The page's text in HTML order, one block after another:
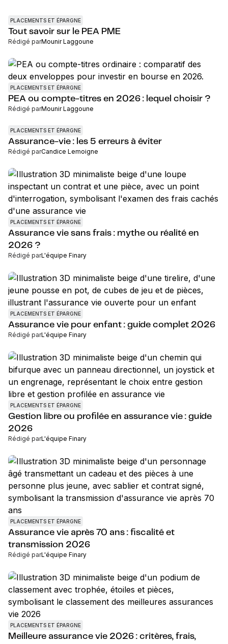
PLACEMENTS ET ÉPARGNE
Tout savoir sur le PEA PME
Rédigé parMounir Laggoune
PLACEMENTS ET ÉPARGNE
PEA ou compte-titres en 2026 : lequel choisir ?
Rédigé parMounir Laggoune
PLACEMENTS ET ÉPARGNE
Assurance-vie : les 5 erreurs à éviter
Rédigé parCandice Lemoigne
PLACEMENTS ET ÉPARGNE
Assurance vie sans frais : mythe ou réalité en
2026 ?
Rédigé parL'équipe Finary
PLACEMENTS ET ÉPARGNE
Assurance vie pour enfant : guide complet 2026
Rédigé parL'équipe Finary
PLACEMENTS ET ÉPARGNE
Gestion libre ou profilée en assurance vie : guide
2026
Rédigé parL'équipe Finary
PLACEMENTS ET ÉPARGNE
Assurance vie après 70 ans : fiscalité et
transmission 2026
Rédigé parL'équipe Finary
PLACEMENTS ET ÉPARGNE
Meilleure assurance vie 2026 : critères, frais,